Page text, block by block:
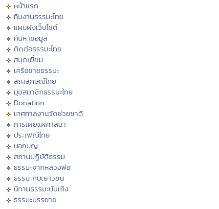
หน้าแรก
ทีมงานธรรมะไทย
แผนผังเว็บไซต์
ค้นหาข้อมูล
ติดต่อธรรมะไทย
สมุดเยี่ยม
เครือข่ายธรรมะ
สัญลักษณ์ไทย
มุมสมาชิกธรรมะไทย
Donation
เทศกาลงานวัดช่วยชาติ
การเผยแผ่ศาสนา
ประเพณีไทย
บอกบุญ
สถานปฏิบัติธรรม
ธรรมะจากหลวงพ่อ
ธรรมะกับเยาวชน
นิทานธรรมะบันเทิง
ธรรมะบรรยาย